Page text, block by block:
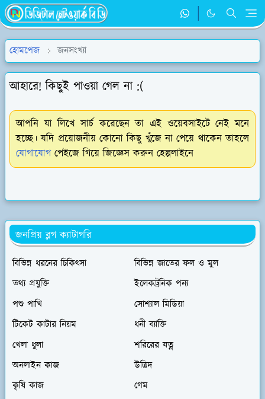
হোমপেজ জনসংখ্যা
আহারে! কিছুই পাওয়া গেল না :(
আপনি যা লিখে সার্চ করেছেন তা এই ওয়েবসাইটে নেই মনে
হচ্ছে। যদি প্রয়োজনীয় কোনো কিছু খুঁজে না পেয়ে থাকেন তাহলে
যোগাযোগপেইজে গিয়ে জিজ্ঞেস করুন হেল্পলাইনে
জনপ্রিয় ব্লগ ক্যাটাগরি
বিভিন্ন ধরনের চিকিৎসা
বিভিন্ন জাতের ফল ও মুল
তথ্য প্রযুক্তি
ইলেকট্রনিক পন্য
পশু পাখি
সোশ্যাল মিডিয়া
টিকেট কাটার নিয়ম
ধনী ব্যাক্তি
খেলা ধুলা
শরিরের যত্ন
অনলাইন কাজ
উদ্ভিদ
কৃষি কাজ
গেম